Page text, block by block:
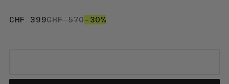
CHF 399CHF 399
CHF 570CHF 570
–30%